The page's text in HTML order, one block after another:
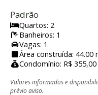
Padrão
Quartos: 2
Banheiros: 1
Vagas: 1
Área construída: 44.00
Condomínio: R$ 355,00
Valores informados e
prévio aviso.